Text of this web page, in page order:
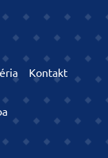
Kontakt